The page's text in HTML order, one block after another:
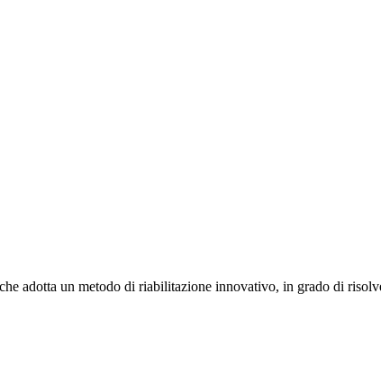
adotta un metodo di riabilitazione innovativo, in grado di